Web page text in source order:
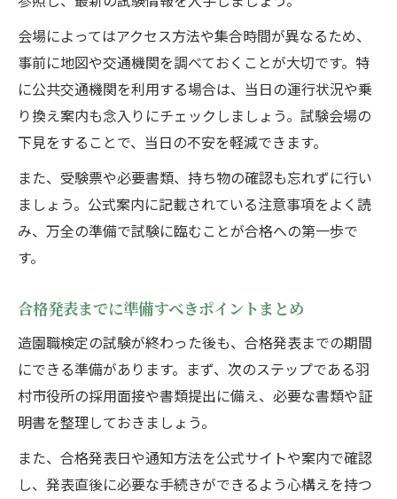
会場によってはアクセス方法や集合時間が異なるため、
事前に地図や交通機関を調べておくことが大切です。特
に公共交通機関を利用する場合は、当日の運行状況や乗
り換え案内も念入りにチェックしましょう。試験会場の
下見をすることで、当日の不安を軽減できます。
また、受験票や必要書類、持ち物の確認も忘れずに行い
ましょう。公式案内に記載されている注意事項をよく読
み、万全の準備で試験に臨むことが合格への第一歩で
す。
合格発表までに準備すべきポイントまとめ
造園職検定の試験が終わった後も、合格発表までの期間
にできる準備があります。まず、次のステップである羽
村市役所の採用面接や書類提出に備え、必要な書類や証
明書を整理しておきましょう。
また、合格発表日や通知方法を公式サイトや案内で確認
し、発表直後に必要な手続きができるよう心構えを持つ